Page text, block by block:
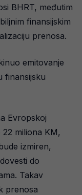
BHRT, međutim
finansijskim
prenosa.
emitovanje
finansijsku
Evropskoj
miliona KM,
izmiren,
do
Takav
prenosa